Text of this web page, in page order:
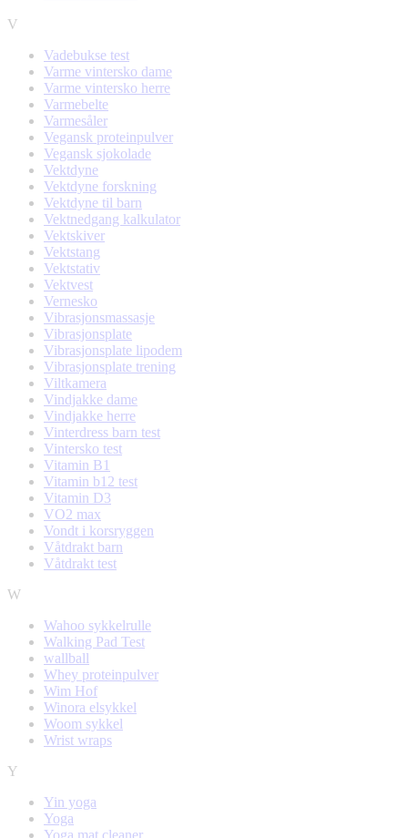
V
Vadebukse test
Varme vintersko dame
Varme vintersko herre
Varmebelte
Varmesåler
Vegansk proteinpulver
Vegansk sjokolade
Vektdyne
Vektdyne forskning
Vektdyne til barn
Vektnedgang kalkulator
Vektskiver
Vektstang
Vektstativ
Vektvest
Vernesko
Vibrasjonsmassasje
Vibrasjonsplate
Vibrasjonsplate lipodem
Vibrasjonsplate trening
Viltkamera
Vindjakke dame
Vindjakke herre
Vinterdress barn test
Vintersko test
Vitamin B1
Vitamin b12 test
Vitamin D3
VO2 max
Vondt i korsryggen
Våtdrakt barn
Våtdrakt test
W
Wahoo sykkelrulle
Walking Pad Test
wallball
Whey proteinpulver
Wim Hof
Winora elsykkel
Woom sykkel
Wrist wraps
Y
Yin yoga
Yoga
Yoga mat cleaner